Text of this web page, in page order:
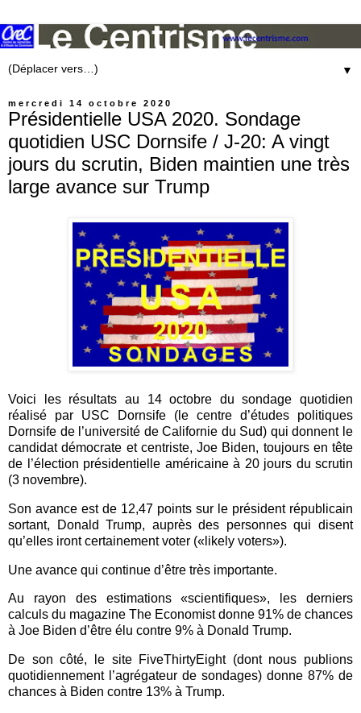
▼
mercredi 14 octobre 2020
Présidentielle USA 2020. Sondage
quotidien USC Dornsife / J-20: A vingt
jours du scrutin, Biden maintien une très
large avance sur Trump
Voici les résultats au 14 octobre du sondage quotidien
réalisé par USC Dornsife (le centre d’études politiques
Dornsife de l’université de Californie du Sud) qui donnent le
candidat démocrate et centriste, Joe Biden, toujours en tête
de l’élection présidentielle américaine à 20 jours du scrutin
(3 novembre).
Son avance est de 12,47 points sur le président républicain
sortant, Donald Trump, auprès des personnes qui disent
qu’elles iront certainement voter (« likely voters»).
Une avance qui continue d’être très importante.
Au rayon des estimations «scientifiques», les derniers
calculs du magazine The Economist donne 91% de chances
à Joe Biden d’être élu contre 9% à Donald Trump.
De son côté, le site FiveThirtyEight (dont nous publions
quotidiennement l’agrégateur de sondages) donne 87% de
chances à Biden contre 13% à Trump.